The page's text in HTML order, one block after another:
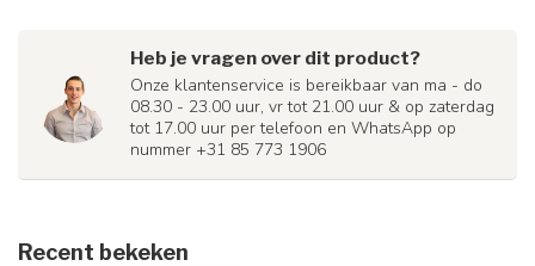
Heb je vragen over dit product?
Onze klantenservice is bereikbaar van ma - do
08.30 - 23.00 uur, vr tot 21.00 uur & op zaterdag
tot 17.00 uur per telefoon en WhatsApp op
nummer +31 85 773 1906
Recent bekeken